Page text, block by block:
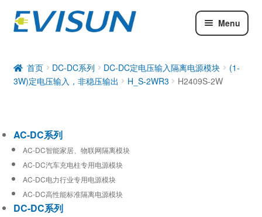
Menu
DC-DC系列
工业通信模块
首页 DC-DC系列 DC-DC定电压输入隔离电源模块
(1-
3W)定电压输入，非稳压输出
H_S-2WR3 H2409S-2W
AC-DC系列
AC-DC智能家居、物联网隔离模块
AC-DC汽车充电柱专用电源模块
AC-DC电力行业专用电源模块
AC-DC高性能标准隔离电源模块
DC-DC系列